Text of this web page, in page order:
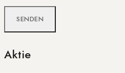
Aktie